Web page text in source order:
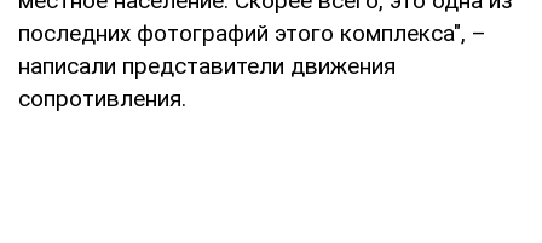
последних фотографий этого комплекса", –
написали представители движения
сопротивления.